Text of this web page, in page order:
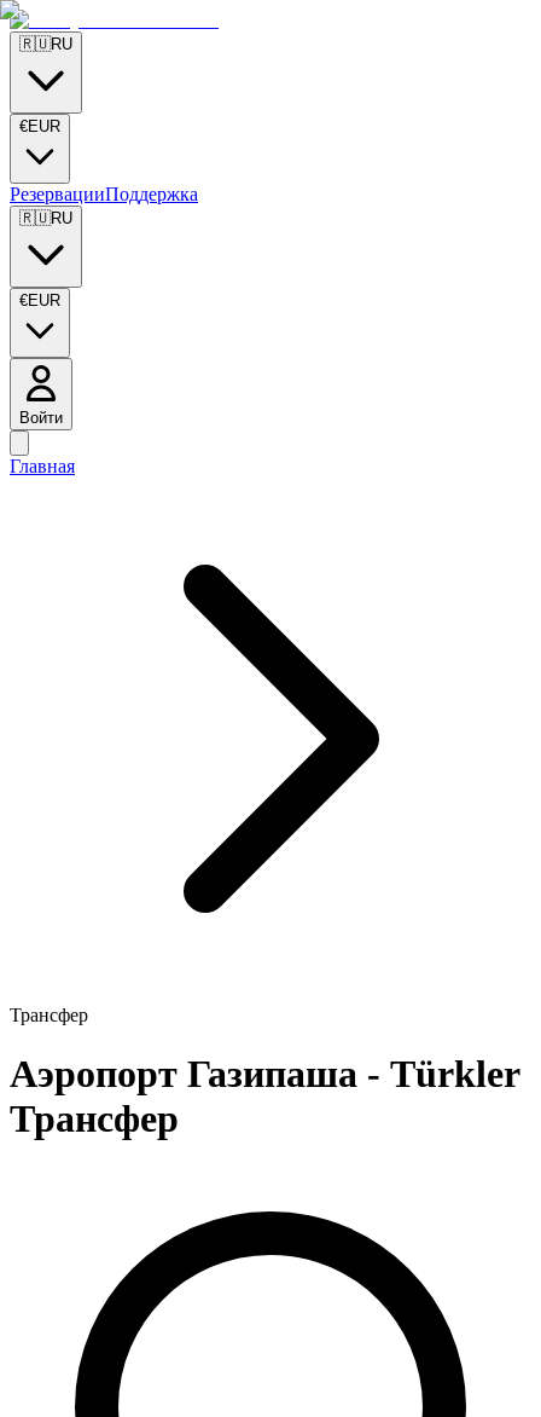
🇷🇺RU
€EUR
РезервацииПоддержка
🇷🇺RU
€EUR
Войти
Главная
Трансфер
Аэропорт Газипаша - Türkler
Трансфер